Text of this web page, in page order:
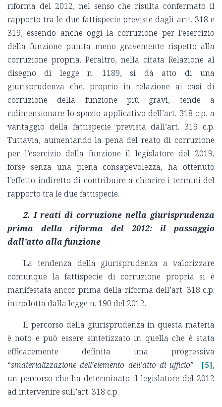
riforma del 2012, nel senso che risulta confermato il
rapporto tra le due fattispecie previste dagli artt. 318 e
319, essendo anche oggi la corruzione per l’esercizio
della funzione punita meno gravemente rispetto alla
corruzione propria. Peraltro, nella citata Relazione al
disegno di legge n. 1189, si dà atto di una
giurisprudenza che, proprio in relazione ai casi di
corruzione della funzione più gravi, tende a
ridimensionare lo spazio applicativo dell’art. 318 c.p. a
vantaggio della fattispecie prevista dall’art. 319 c.p.
Tuttavia, aumentando la pena del reato di corruzione
per l’esercizio della funzione il legislatore del 2019,
forse senza una piena consapevolezza, ha ottenuto
l’effetto indiretto di contribuire a chiarire i termini del
rapporto tra le due fattispecie.
2. I reati di corruzione nella giurisprudenza
prima della riforma del 2012: il passaggio
dall’atto alla funzione
La tendenza della giurisprudenza a valorizzare
comunque la fattispecie di corruzione propria si è
manifestata ancor prima della riforma dell’art. 318 c.p.
introdotta dalla legge n. 190 del 2012.
Il percorso della giurisprudenza in questa materia
è noto e può essere sintetizzato in quella che è stata
efficacemente definita una progressiva
“smaterializzazione dell’elemento dell’atto di ufficio” [5],
un percorso che ha determinato il legislatore del 2012
ad intervenire sull’art. 318 c.p.